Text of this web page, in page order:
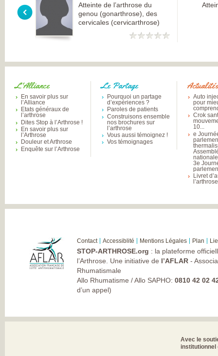
Atteinte de l’arthrose du
genou (gonarthrose), des
cervicales (cervicarthrose)
L'Alliance
En savoir plus sur
l’Alliance
Etats généraux de
l’arthrose
Dites Stop à l’Arthrose !
En savoir plus sur
l’Arthrose
Douleur et Arthrose
Enquête sur l’Arthrose
Le Partage
Pourquoi un partage
d’expériences ?
Paroles de patients
Construisons ensemble
nos brochures sur
l’arthrose
Vous aussi témoignez !
Vos témoignages
Auto
pour
Crok
10...
e
3e
Livret
l’arthrose
Contact Accessiblité Mentions Légales Plan
STOP-ARTHROSE.org : la plateforme
l’Arthrose. Une initiative de l’AFLAR -
Rhumatismale
Allo Rhumatisme / Allo SAPHO: 0810 42 02
d’un appel)
Avec le
institutionnel